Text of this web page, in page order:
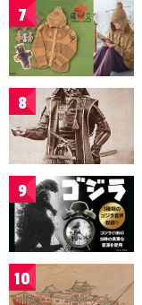
7
8
9
10